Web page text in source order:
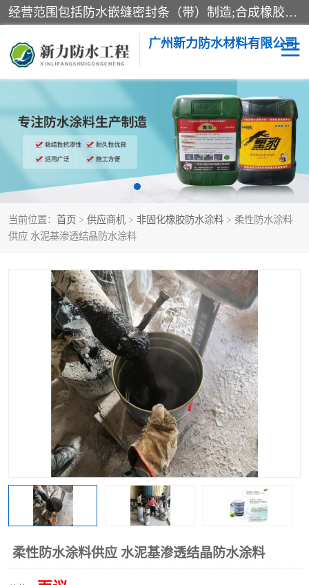
经营范围包括防水嵌缝密封条（带）制造;合成橡胶制造（监控化学品、危险化学品除外）;沥青混合物制造;防水胶粘带制造;其他合成材料制造（监控化学品、危险化学品除外）;涂料制造（监控化学品、危险化学品除外）;建筑结构防水补漏;防水建筑材料制造;粘合剂制造（监控化学品、危险化学品除外）;涂料零售;广州新力防水材料有限公司具有1处分支机构。
广州新力防水材料有限公司
当前位置： 首页 > 供应商机 > 非固化橡胶防水涂料 > 柔性防水涂料
供应 水泥基渗透结晶防水涂料
柔性防水涂料供应 水泥基渗透结晶防水涂料
黑豹防水胶 建筑108胶水
乳化沥青防水涂料 自粘卷材
非固化橡胶防水涂料